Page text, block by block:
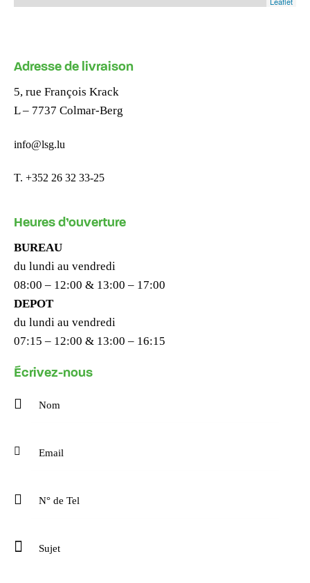
Adresse de livraison
5, rue François Krack
L – 7737 Colmar-Berg
info@lsg.lu
T. +352 26 32 33-25
Heures d’ouverture
BUREAU
du lundi au vendredi
08:00 – 12:00 & 13:00 – 17:00
DEPOT
du lundi au vendredi
07:15 – 12:00 & 13:00 – 16:15
Écrivez-nous